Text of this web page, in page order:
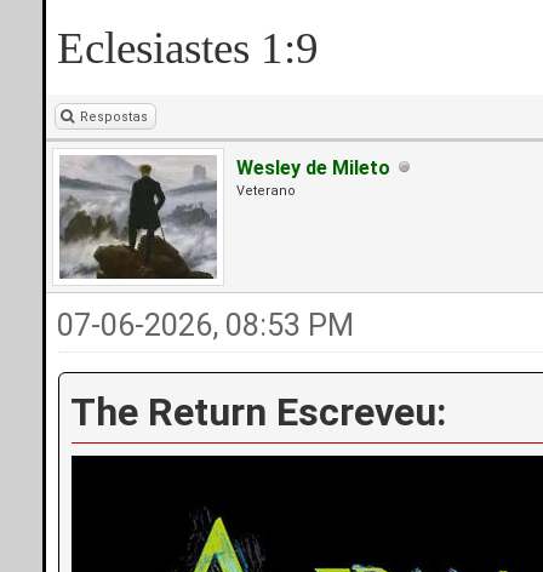
Eclesiastes 1:9
Respostas
Wesley de Mileto
Veterano
07-06-2026, 08:53 PM
The Return Escreveu: